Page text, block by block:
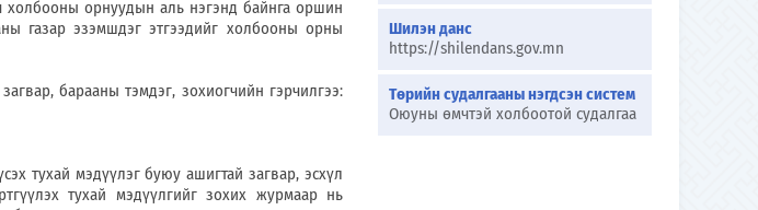
орнуудын аль нэгэнд байнга оршин
газар эзэмшдэг этгээдийг холбооны орны
барааны тэмдэг, зохиогчийн гэрчилгээ:
мэдүүлэг буюу ашигтай загвар, эсхүл
тухай мэдүүлгийг зохих журмаар нь
Шилэн данс
https://shilendans.gov.mn
Төрийн судалгааны нэгдсэн систем
Оюуны өмчтэй холбоотой судалгаа